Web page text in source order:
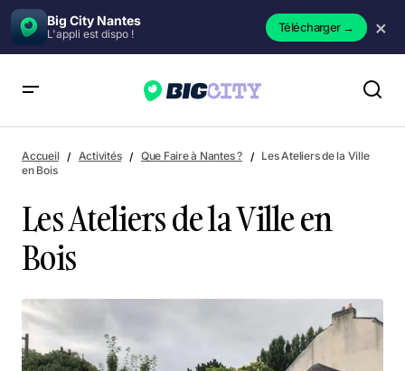
Big City Nantes
L'appli est dispo ! Télécharger→ ×
Accueil Activités Que Faire à Nantes ?
Les Ateliers de la Ville
en Bois
Les Ateliers de la Ville en
Bois